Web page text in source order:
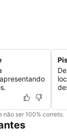
não ser 100% correto.